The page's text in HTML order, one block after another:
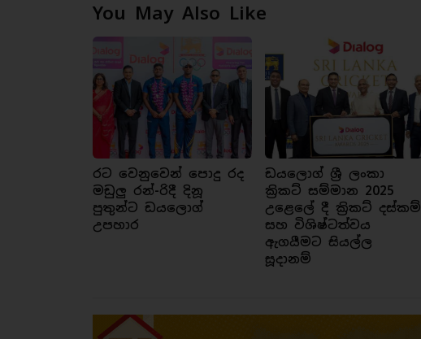
You May Also Like
රට වෙනුවෙන් පොදු රද
මඩුලු රන්-රිදී දිනූ
පුතුන්ට ඩයලොග්
උපහාර
ඩයලොග් ශ්‍රී ලංකා
ක්‍රිකට් සම්මාන 2025
උළෙලේ දී ක්‍රිකට් දස්කම්
සහ විශිෂ්ටත්වය
ඇගයීමට සියල්ල
සූදානම්